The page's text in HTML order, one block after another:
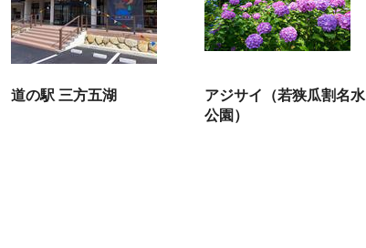
道の駅 三方五湖
アジサイ（若狭瓜割名水
公園）